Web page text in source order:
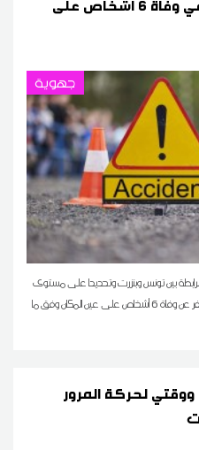
جهوية
ظهر اليوم الخميس بالطريق الوطنية عدد 8 الرابطة بين تونس وبنزرت وتحديدا على مستوى
منطقة التلة من معتمدية العالية حادث مرور أسفر عن وفاة 6 أشخاص على عين المكان وفق ما
لحركة المرور